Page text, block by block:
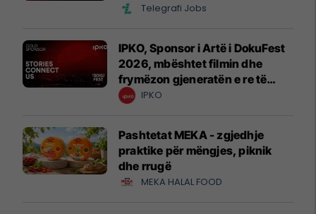
Telegrafi Jobs
IPKO, Sponsor i Artë i DokuFest
2026, mbështet filmin dhe
frymëzon gjeneratën e re të
krijuesve
IPKO
Pashtetat MEKA - zgjedhje
praktike për mëngjes, piknik
dhe rrugë
MEKA HALAL FOOD